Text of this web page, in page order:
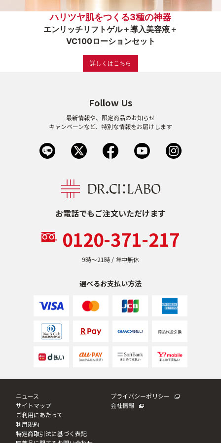
クリーム
プロダクトラインから探す
VC100ライン
エンリッチリフトライン
モイスチャーライン
ブライトニングライン
お悩みから探す
くすみ
毛穴・キメ
敏感・肌あれ 日焼け
トライアルキット
ハリツヤ肌をつくる3種の神器
エンリッチリフトゲル＋導入美容液＋
VC100ローションセット
詳しくはこちら
お電話でもご注文いただけます
0120-371-217
9時〜21時 / 年中無休
選べるお支払い方法
Follow Us
最新情報や、限定商品のお知らせ
キャンペーンなど、特別な情報をお届けします
ニュース
サイトマップ
ご利用にあたって
利用規約
特定商取引法に基づく表記
プライバシーポリシー
会社情報